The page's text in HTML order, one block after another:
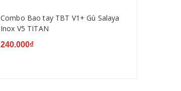
Combo Bao tay TBT V1+ Gù Salaya
Inox V5 TITAN
240.000₫